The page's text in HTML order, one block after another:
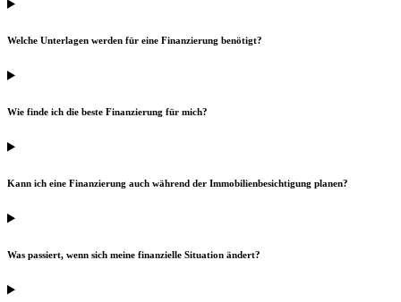
Welche Unterlagen werden für eine Finanzierung benötigt?
Wie finde ich die beste Finanzierung für mich?
Kann ich eine Finanzierung auch während der Immobilienbesichtigung planen?
Was passiert, wenn sich meine finanzielle Situation ändert?